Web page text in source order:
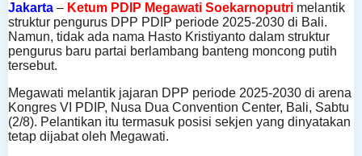
Jakarta – Ketum PDIP Megawati Soekarnoputri melantik
struktur pengurus DPP PDIP periode 2025-2030 di Bali.
Namun, tidak ada nama Hasto Kristiyanto dalam struktur
pengurus baru partai berlambang banteng moncong putih
tersebut.
Megawati melantik jajaran DPP periode 2025-2030 di arena
Kongres VI PDIP, Nusa Dua Convention Center, Bali, Sabtu
(2/8). Pelantikan itu termasuk posisi sekjen yang dinyatakan
tetap dijabat oleh Megawati.